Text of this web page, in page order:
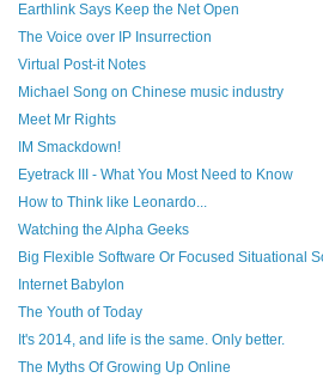
Earthlink Says Keep the Net Open
The Voice over IP Insurrection
Virtual Post-it Notes
Michael Song on Chinese music industry
Meet Mr Rights
IM Smackdown!
Eyetrack III - What You Most Need to Know
How to Think like Leonardo...
Watching the Alpha Geeks
Big Flexible Software Or Focused Situational
Internet Babylon
The Youth of Today
It's 2014, and life is the same. Only better.
The Myths Of Growing Up Online